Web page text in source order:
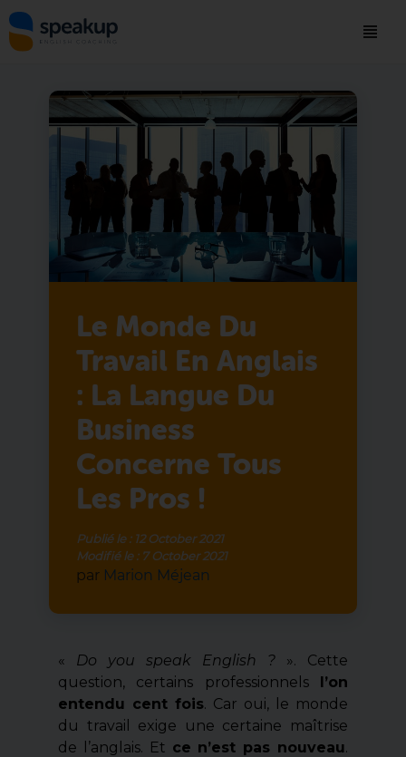
Le Monde Du
Travail En Anglais
: La Langue Du
Business
Concerne Tous
Les Pros !
Publié le : 12 October 2021
Modifié le : 7 October 2021
par Marion Méjean
« Do you speak English ?». Cette
question, certains professionnels l’on
entendu cent fois. Car oui, le monde
du travail exige une certaine maîtrise
de l’anglais. Et ce n’est pas nouveau.